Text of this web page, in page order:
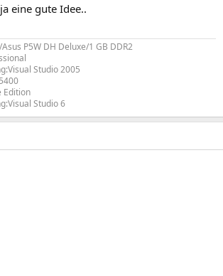
eine gute Idee..
P5W DH Deluxe/1 GB DDR2
Studio 2005
Edition
Studio 6